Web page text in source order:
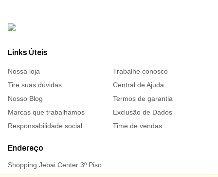
Links Úteis
Nossa loja
Trabalhe conosco
Tire suas dúvidas
Central de Ajuda
Nosso Blog
Termos de garantia
Marcas que trabalhamos
Exclusão de Dados
Responsabilidade social
Time de vendas
Endereço
Shopping Jebai Center 3º Piso